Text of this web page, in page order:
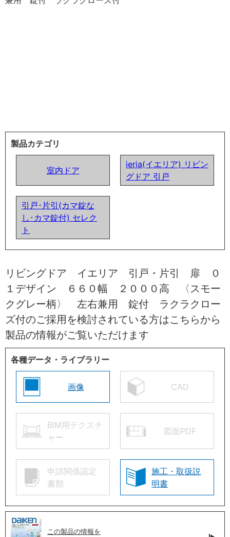
製品カテゴリ
室内ドア
ieria(イエリア) リビン
グドア 引戸
引戸･片引(カマ錠な
し･カマ錠付) セレク
ト
リビングドア イエリア 引戸・片引 扉 ０
１デザイン ６６０幅 ２０００高 〈スモー
クグレー柄〉 左右兼用 錠付 ラクラクロー
ズ付のご採用を検討されている方はこちらから
製品の情報がご覧いただけます
各種データ・ライブラリー
画像 CAD
BIM用テクスチ
ャー
図面PDF
申請関係認定
書類
施工・取扱説
明書
この製品の情報を